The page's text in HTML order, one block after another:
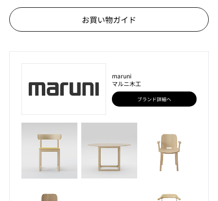
お買い物ガイド
maruni
マルニ木工
ブランド詳細へ